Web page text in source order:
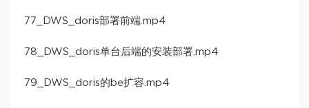
77_DWS_doris部署前端.mp4
78_DWS_doris单台后端的安装部署.mp4
79_DWS_doris的be扩容.mp4